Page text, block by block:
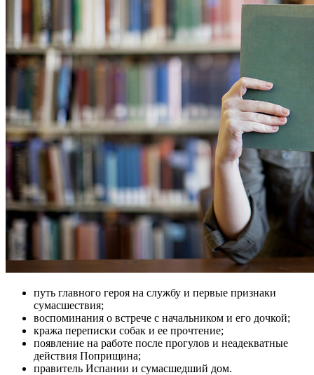
путь главного героя на службу и первые признаки
сумасшествия;
воспоминания о встрече с начальником и его дочкой;
кража переписки собак и ее прочтение;
появление на работе после прогулов и неадекватные
действия Поприщина;
правитель Испании и сумасшедший дом.